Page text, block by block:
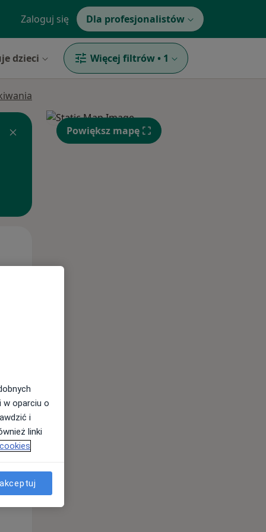
Zaloguj się Dla profesjonalistów
dzieci Więcej filtrów • 1
Pon,
10 Sie
Powiększ mapę
w oparciu o
i
linki